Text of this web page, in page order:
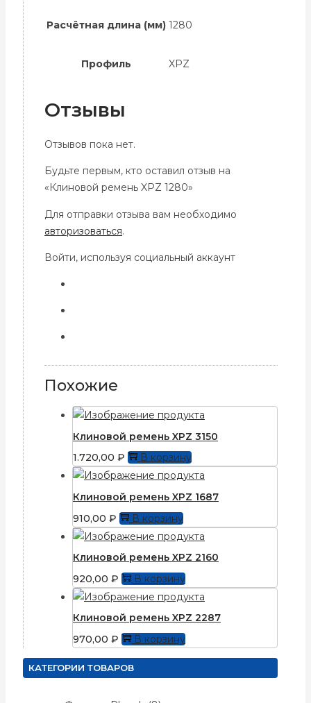
Расчётная длина (мм) 1280
Профиль XPZ
Отзывы
Отзывов пока нет.
Будьте первым, кто оставил отзыв на
«Клиновой ремень XPZ 1280»
Для отправки отзыва вам необходимо
авторизоваться.
Войти, используя социальный аккаунт
Похожие
Клиновой ремень XPZ 3150
1.720,00 ₽ В корзину
Клиновой ремень XPZ 1687
910,00 ₽ В корзину
Клиновой ремень XPZ 2160
920,00 ₽ В корзину
Клиновой ремень XPZ 2287
970,00 ₽ В корзину
КАТЕГОРИИ ТОВАРОВ